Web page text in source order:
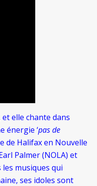
elle chante dans
énergie ‘pas de
de Halifax en Nouvelle
Palmer (NOLA) et
musiques qui
ses idoles sont